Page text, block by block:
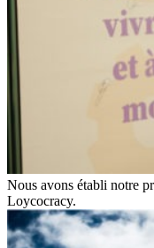
Nous avons établi notre
Loycocracy.